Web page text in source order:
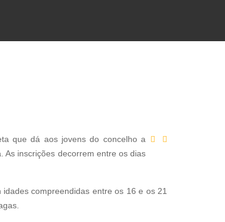
que dá aos jovens do concelho a
As inscrições decorrem entre os dias
compreendidas entre os 16 e os 21